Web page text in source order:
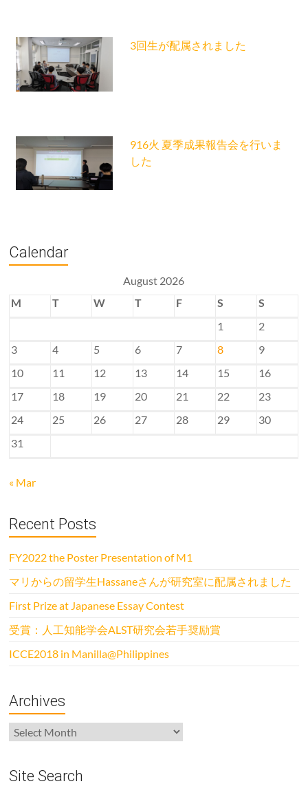
3回生が配属されました
916火 夏季成果報告会を行いま
した
Calendar
August 2026
M
T W T F S
S
1
2
3
4 5 6 7 8
9
10
11 12 13 14 15
16
17
18 19 20 21 22
23
24
25 26 27 28 29
30
31
« Mar
Recent Posts
FY2022 the Poster Presentation of M1
マリからの留学生Hassaneさんが研究室に配属されました
First Prize at Japanese Essay Contest
受賞：人工知能学会ALST研究会若手奨励賞
ICCE2018 in Manilla@Philippines
Archives
Archives
Site Search